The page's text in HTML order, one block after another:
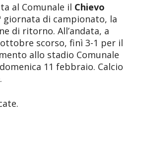
al Comunale il Chievo
giornata di campionato, la
di ritorno. All’andata, a
scorso, finì 3-1 per il
allo stadio Comunale
11 febbraio. Calcio